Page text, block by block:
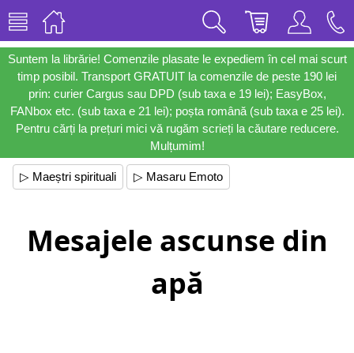
Suntem la librărie! Comenzile plasate le expediem în cel mai scurt
timp posibil. Transport GRATUIT la comenzile de peste 190 lei
prin: curier Cargus sau DPD (sub taxa e 19 lei); EasyBox,
FANbox etc. (sub taxa e 21 lei); poșta română (sub taxa e 25 lei).
Pentru cărți la prețuri mici vă rugăm scrieți la căutare reducere.
Mulțumim!
▷ Maeștri spirituali ▷ Masaru Emoto
Mesajele ascunse din
apă